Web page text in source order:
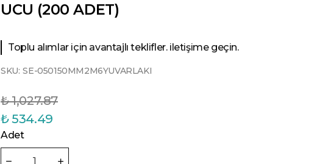
UCU (200 ADET)
Toplu alımlar için avantajlı teklifler. iletişime geçin.
SKU: SE-050150MM2M6YUVARLAKI
₺ 1,027.87
₺ 534.49
Adet